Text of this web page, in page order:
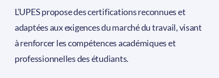
L’UPES propose des certifications reconnues et
adaptées aux exigences du marché du travail, visant
à renforcer les compétences académiques et
professionnelles des étudiants.